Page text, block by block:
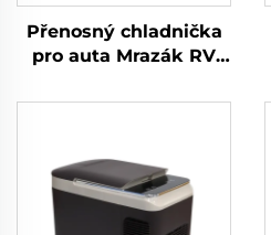
Přenosný chladnička
pro auta Mrazák RV
kempování venkovní
továrna cena 52L